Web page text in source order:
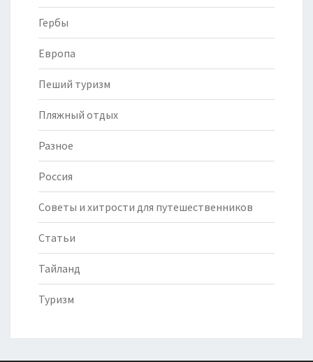
Гербы
Европа
Пеший туризм
Пляжный отдых
Разное
Россия
Советы и хитрости для путешественников
Статьи
Тайланд
Туризм